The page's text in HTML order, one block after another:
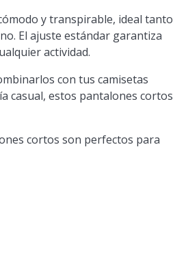
y transpirable, ideal tanto
El ajuste estándar garantiza
actividad.
con tus camisetas
casual, estos pantalones cortos
cortos son perfectos para